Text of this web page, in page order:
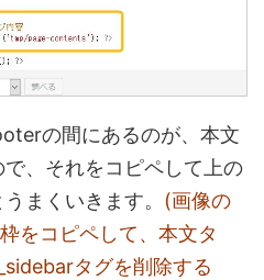
の間にあるのが、本文
、それをコピペして上の
まくいきます。 (画像の
をコピペして、本文タ
タグを削除する